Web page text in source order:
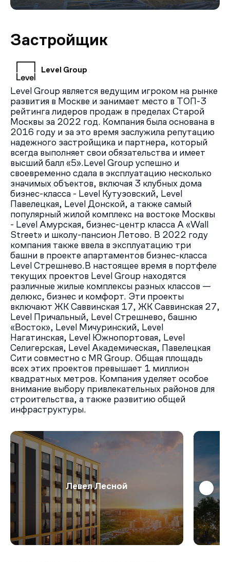
Застройщик
Level Group
Level Group является ведущим игроком на рынке
развития в Москве и занимает место в ТОП-3
рейтинга лидеров продаж в пределах Старой
Москвы за 2022 год. Компания была основана в
2016 году и за это время заслужила репутацию
надежного застройщика и партнера, который
всегда выполняет свои обязательства и имеет
высший балл «5».Level Group успешно и
своевременно сдала в эксплуатацию несколько
значимых объектов, включая 3 клубных дома
бизнес-класса - Level Кутузовский, Level
Павелецкая, Level Донской, а также самый
популярный жилой комплекс на востоке Москвы
- Level Амурская, бизнес-центр класса А «Wall
Street» и школу-пансион Летово. В 2022 году
компания также ввела в эксплуатацию три
башни в проекте апартаментов бизнес-класса
Level Стрешнево.В настоящее время в портфеле
текущих проектов Level Group находятся
различные жилые комплексы разных классов —
делюкс, бизнес и комфорт. Эти проекты
включают ЖК Саввинская 17, ЖК Саввинская 27,
Level Причальный, Level Стрешнево, башню
«Восток», Level Мичуринский, Level
Нагатинская, Level Южнопортовая, Level
Селигерская, Level Академическая, Павелецкая
Сити совместно с MR Group. Общая площадь
всех этих проектов превышает 1 миллион
квадратных метров. Компания уделяет особое
внимание выбору привлекательных районов для
строительства, а также развитию общей
инфраструктуры.
Левел Лесной